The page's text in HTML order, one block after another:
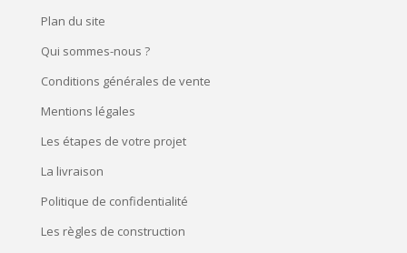
Plan du site
Qui sommes-nous ?
Conditions générales de vente
Mentions légales
Les étapes de votre projet
La livraison
Politique de confidentialité
Les règles de construction